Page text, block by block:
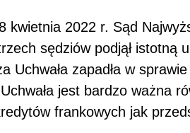
kwietnia 2022 r. Sąd
sędziów podjął istotną
Uchwała zapadła w
jest bardzo ważna
frankowych jak